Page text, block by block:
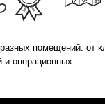
помещений: от
и операционных.